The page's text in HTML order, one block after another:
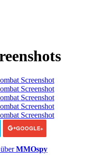
GOOGLE+
MMOspy